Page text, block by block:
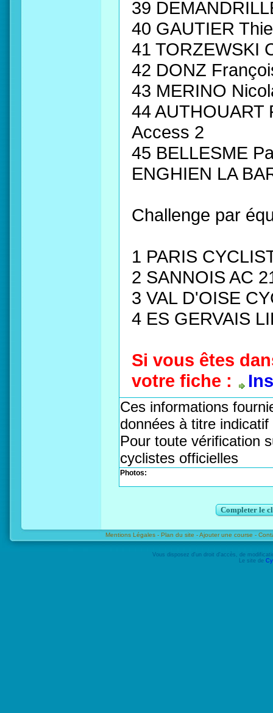
39
40 GAUTIER
41 TORZEWSKI
42 DONZ
43 MERINO
44 AUTHOUART
Access 2
45 BELLESME
ENGHIEN LA
Challenge par
1 PARIS
2 SANNOIS AC
3 VAL D'OISE
4 ES GERVAIS
Si vous êtes
votre fiche :
Ces informations
données à titre
Pour toute vérification
cyclistes officielles
Photos:
Completer le
Mentions Légales - Plan du site -Ajouter une course -
Vous disposez d'un droit d'accès, de
Le site de